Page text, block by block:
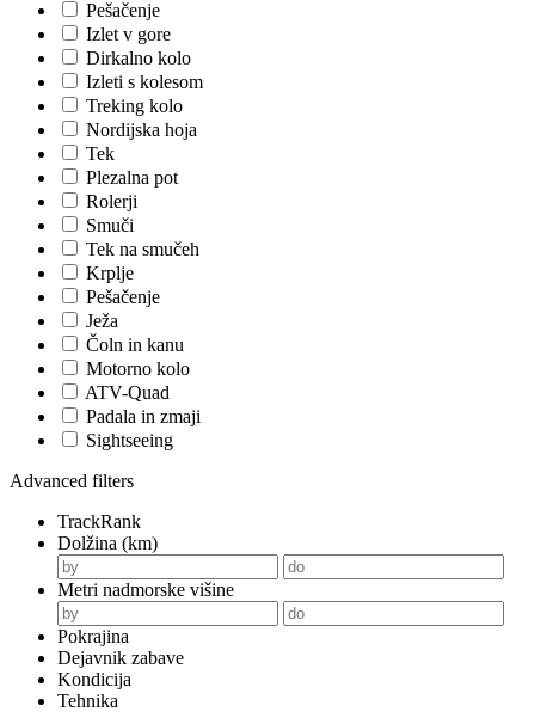
Pešačenje
Izlet v gore
Dirkalno kolo
Izleti s kolesom
Treking kolo
Nordijska hoja
Tek
Plezalna pot
Rolerji
Smuči
Tek na smučeh
Krplje
Pešačenje
Ježa
Čoln in kanu
Motorno kolo
ATV-Quad
Padala in zmaji
Sightseeing
Advanced filters
TrackRank
Dolžina (km)
Metri nadmorske višine
Pokrajina
Dejavnik zabave
Kondicija
Tehnika